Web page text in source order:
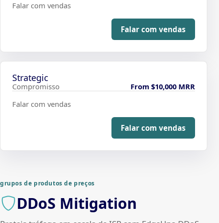
Falar com vendas
Falar com vendas
Strategic
Compromisso
From $10,000 MRR
Falar com vendas
Falar com vendas
grupos de produtos de preços
DDoS Mitigation